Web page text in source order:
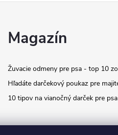
Magazín
Žuvacie odmeny pre psa - top 10
Hľadáte darčekový poukaz pre
10 tipov na vianočný darček pre